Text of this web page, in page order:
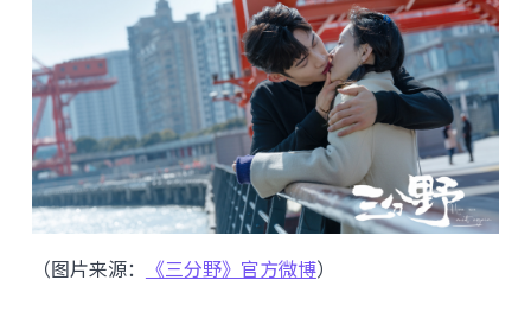
（图片来源： 《三分野》官方微博）